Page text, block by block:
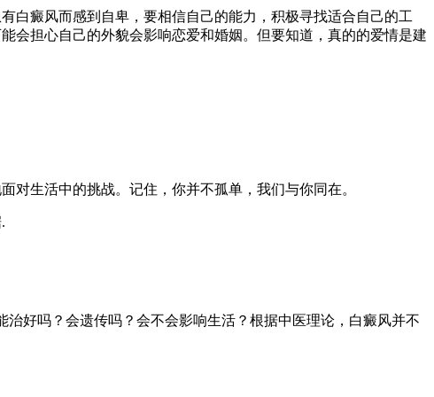
白癜风而感到自卑，要相信自己的能力，积极寻找适合自己的工
会担心自己的外貌会影响恋爱和婚姻。但要知道，真的的爱情是建
对生活中的挑战。记住，你并不孤单，我们与你同在。
好吗？会遗传吗？会不会影响生活？根据中医理论，白癜风并不